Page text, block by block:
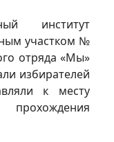
институт
участком №
отряда «Мы»
избирателей
к месту
прохождения